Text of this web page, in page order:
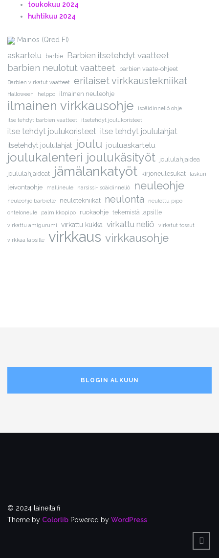
toukokuu 2024
huhtikuu 2024
Mainos (Qred FI)
askartelu barbie Barbien itsetehdyt vaatteet
barbien neulotut vaatteet barbien vaate-ohjeet
Barbien virkatut vaatteet erilaiset virkkaustekniikat
Halloween helppo ilmainen neuleohje
ilmainen virkkausohje
isoäidinneliö ohje
itse tehdyt barbien vaatteet
itsetehdyt joulukoristeet
itse tehdyt joulukoristeet itse tehdyt joululahjat
itsetehdyt joululahjat joulu jouluaskartelu
joulukalenteri joulukäsityöt joululahjaidea
joululahjaideat
jämälankatyöt kirjoneulesukat laskuri
leivontaohje mallineule narsissi-isoäidinneliö neuleohje
neuleohje barbielle neuletekniikat neulonta
neulottu pipo
onteloneule
palmikkopipo ruokaohje tekemistä lapsille
virkattu amigurumi virkattu kukka virkattu neliö virkatut tossut
virkkaa lapsille virkkaus virkkausohje
BLOGIN ALKUUN
© 2024 laineita.fi
Theme by Colorlib Powered by WordPress